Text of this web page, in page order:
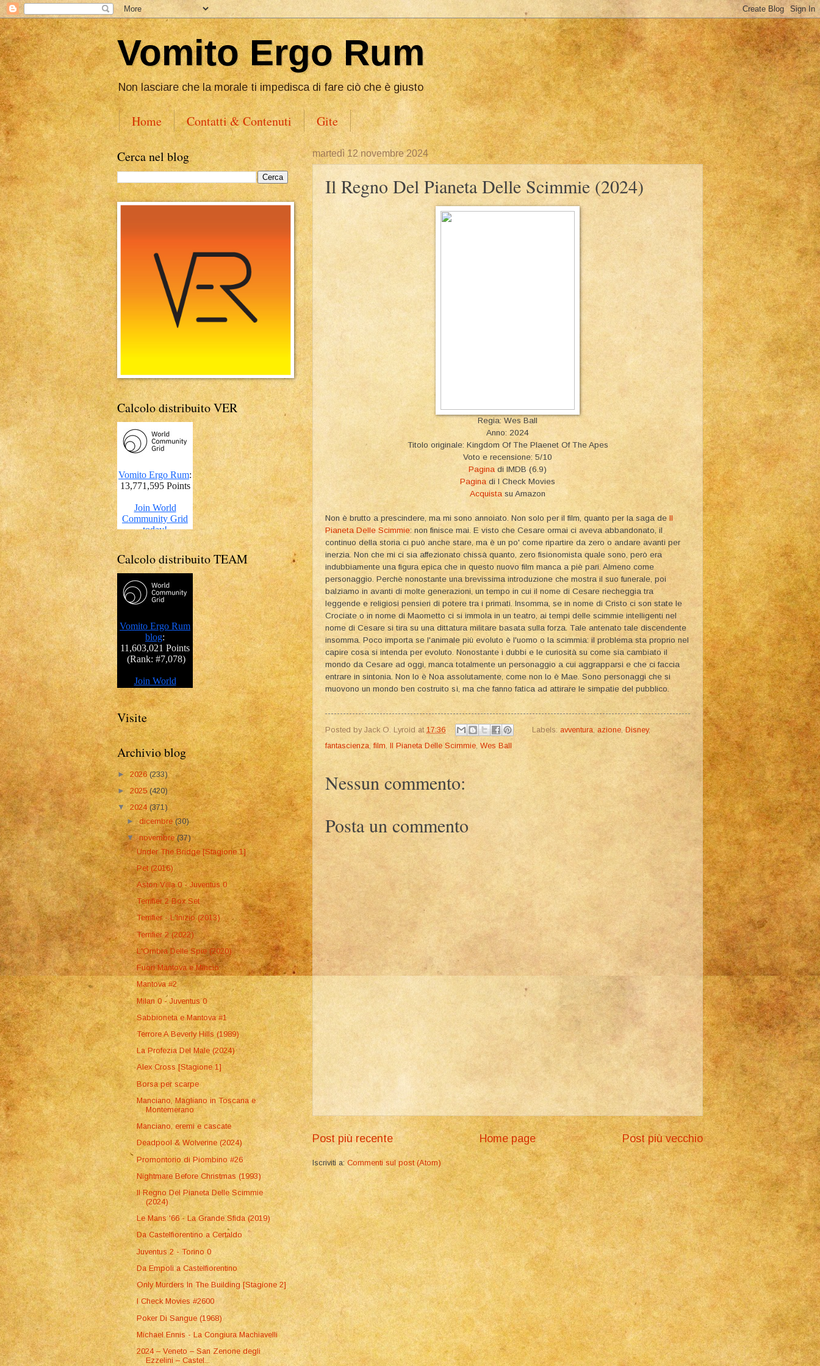
Vomito Ergo Rum
Non lasciare che la morale ti impedisca di fare ciò che è giusto
Home Contatti & Contenuti Gite
martedì 12 novembre 2024
Il Regno Del Pianeta Delle Scimmie (2024)
Regia: Wes Ball
Anno: 2024
Titolo originale: Kingdom Of The Plaenet Of The Apes
Voto e recensione: 5/10
Pagina di IMDB (6.9)
Pagina di I Check Movies
Acquista su Amazon
Non è brutto a prescindere, ma mi sono annoiato. Non solo per il film, quanto per la saga de Il
Pianeta Delle Scimmie: non finisce mai. E visto che Cesare ormai ci aveva abbandonato, il
continuo della storia ci può anche stare, ma è un po' come ripartire da zero o andare avanti per
inerzia. Non che mi ci sia affezionato chissà quanto, zero fisionomista quale sono, però era
indubbiamente una figura epica che in questo nuovo film manca a piè pari. Almeno come
personaggio. Perchè nonostante una brevissima introduzione che mostra il suo funerale, poi
balziamo in avanti di molte generazioni, un tempo in cui il nome di Cesare riecheggia tra
leggende e religiosi pensieri di potere tra i primati. Insomma, se in nome di Cristo ci son state le
Crociate o in nome di Maometto ci si immola in un teatro, ai tempi delle scimmie intelligenti nel
nome di Cesare si tira su una dittatura militare basata sulla forza. Tale antenato tale discendente
insomma. Poco importa se l'animale più evoluto è l'uomo o la scimmia: il problema sta proprio nel
capire cosa si intenda per evoluto. Nonostante i dubbi e le curiosità su come sia cambiato il
mondo da Cesare ad oggi, manca totalmente un personaggio a cui aggrapparsi e che ci faccia
entrare in sintonia. Non lo è Noa assolutamente, come non lo è Mae. Sono personaggi che si
muovono un mondo ben costruito sì, ma che fanno fatica ad attirare le simpatie del pubblico.
Posted by Jack O. Lyroid at 17:36 Labels: avventura azione, Disney,
fantascienza,film, Il Pianeta Delle Scimmie, Wes Ball
Nessun commento:
Posta un commento
Post più recente Post più vecchio
Home page
Iscriviti a: Commenti sul post (Atom)
Cerca nel blog
Calcolo distribuito VER
Calcolo distribuito TEAM
Visite
Archivio blog
► 2026(233)
►2025(420)
▼2024 (371)
►dicembre(30)
▼novembre(37)
Under The Bridge [Stagione 1]
Pet (2016)
Aston Villa 0 - Juventus 0
Terrifier 2 Box Set
Terrifier - L'Inizio (2013)
Terrifier 2 (2022)
L'Ombra Delle Spie (2020)
Fuori Mantova e Mincio
Mantova #2
Milan 0 - Juventus 0
Sabbioneta e Mantova #1
Terrore A Beverly Hills (1989)
La Profezia Del Male (2024)
Alex Cross [Stagione 1]
Borsa per scarpe
Manciano, Magliano in Toscana e
Montemerano
Manciano, eremi e cascate
Deadpool & Wolverine (2024)
Promontorio di Piombino #26
Nightmare Before Christmas (1993)
Il Regno Del Pianeta Delle Scimmie
(2024)
Le Mans '66 - La Grande Sfida (2019)
Da Castelfiorentino a Certaldo
Juventus 2 - Torino 0
Da Empoli a Castelfiorentino
Only Murders In The Building [Stagione 2]
I Check Movies #2600
Poker Di Sangue (1968)
Michael Ennis - La Congiura Machiavelli
2024 – Veneto – San Zenone degli
Ezzelini – Castel...